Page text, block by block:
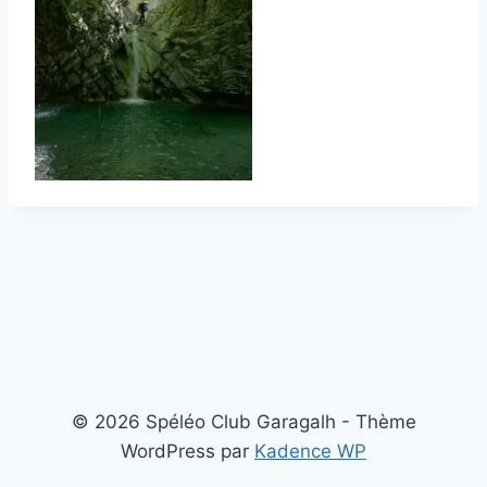
© 2026 Spéléo Club Garagalh - Thème
WordPress par Kadence WP